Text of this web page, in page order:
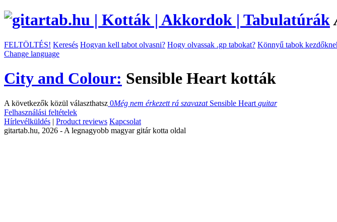
FELTÖLTÉS! Keresés Hogyan kell tabot olvasni? Hogy olvassak .gp tabokat? Könnyű tabok
Change language
City and Colour: Sensible Heart kották
A következők közül választhatsz 0Még nem érkezett rá szavazat Sensible Heart guitar
Felhasználási feltételek
Hírlevélküldés | Product reviews Kapcsolat
gitartab.hu, 2026 - A legnagyobb magyar gitár kotta oldal